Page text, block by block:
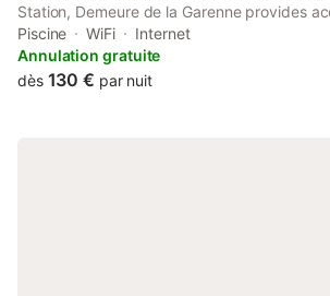
Station, Demeure de la Garenne provides
mountain views, free WiFi and free private
Piscine WiFi
Internet
Annulation gratuite
dès 130 € par nuit